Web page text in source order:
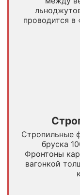
проводится в
Стропильные
бруска
Фронтоны
вагонкой